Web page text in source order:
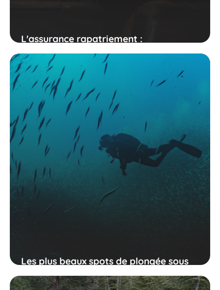
L'assurance rapatriement :
indispensable pour voyager ?
Les plus beaux spots de plongée sous
marine